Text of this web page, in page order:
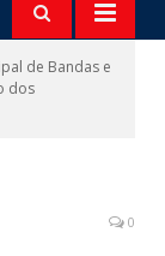
de Bandas e
dos
0